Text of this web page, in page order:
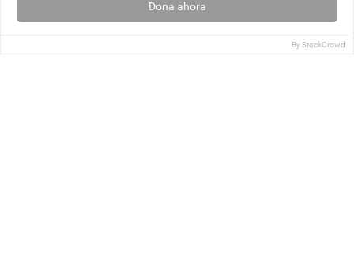
Dona ahora
ByStockCrowd